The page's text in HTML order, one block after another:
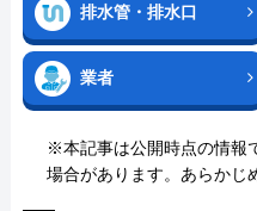
排水管・排水口
業者
※本記事は公開時点の情報
場合があります。あらかじ